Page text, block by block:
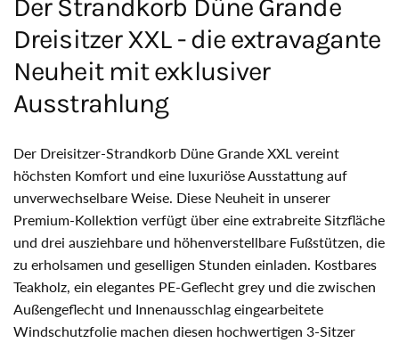
Der Strandkorb Düne Grande
Dreisitzer XXL - die extravagante
Neuheit mit exklusiver
Ausstrahlung
Der Dreisitzer-Strandkorb Düne Grande XXL vereint
höchsten Komfort und eine luxuriöse Ausstattung auf
unverwechselbare Weise. Diese Neuheit in unserer
Premium-Kollektion verfügt über eine extrabreite Sitzfläche
und drei ausziehbare und höhenverstellbare Fußstützen, die
zu erholsamen und geselligen Stunden einladen. Kostbares
Teakholz, ein elegantes PE-Geflecht grey und die zwischen
Außengeflecht und Innenausschlag eingearbeitete
Windschutzfolie machen diesen hochwertigen 3-Sitzer